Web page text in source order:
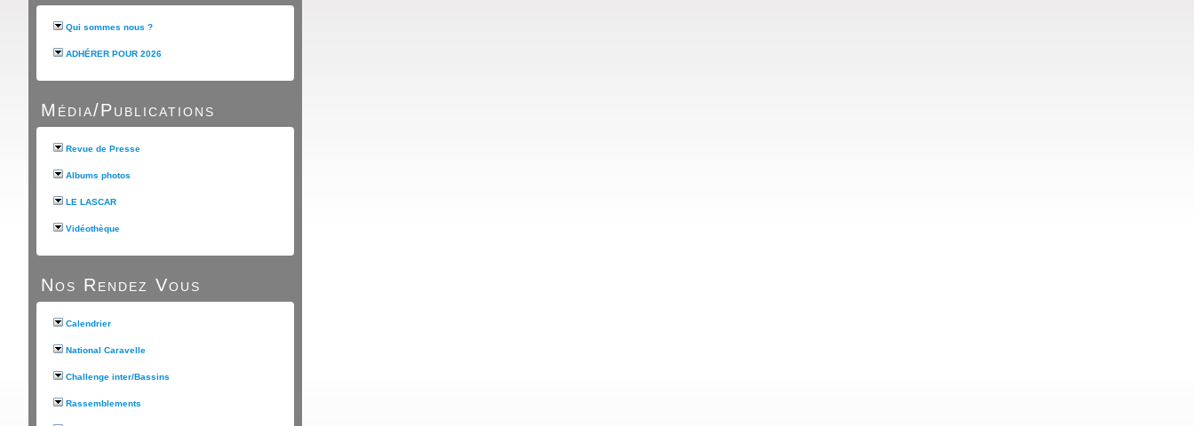
Qui sommes nous ?
ADHÉRER POUR 2026
Média/Publications
Revue de Presse
Albums photos
LE LASCAR
Vidéothèque
Nos Rendez Vous
Calendrier
National Caravelle
Challenge inter/Bassins
Rassemblements